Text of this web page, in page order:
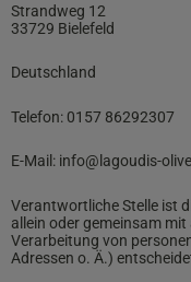
Strandweg 12
33729 Bielefeld
Deutschland
Telefon: 0157 86292307
E-Mail: info@lagoudis-
Verantwortliche Stelle ist
allein oder gemeinsam
Verarbeitung von
Adressen o. Ä.)